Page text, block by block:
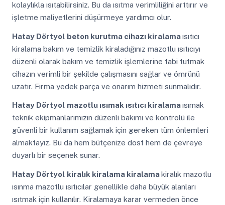
kolaylıkla ısıtabilirsiniz. Bu da ısıtma verimliliğini arttırır ve
işletme maliyetlerini düşürmeye yardımcı olur.
Hatay Dörtyol beton kurutma cihazı kiralamaısıtıcı
kiralama bakım ve temizlik kiraladığınız mazotlu ısıtıcıyı
düzenli olarak bakım ve temizlik işlemlerine tabi tutmak
cihazın verimli bir şekilde çalışmasını sağlar ve ömrünü
uzatır. Firma yedek parça ve onarım hizmeti sunmalıdır.
Hatay Dörtyol mazotlu ısımak ısıtıcı kiralamaısımak
teknik ekipmanlarımızın düzenli bakımı ve kontrolü ile
güvenli bir kullanım sağlamak için gereken tüm önlemleri
almaktayız. Bu da hem bütçenize dost hem de çevreye
duyarlı bir seçenek sunar.
Hatay Dörtyol kiralık kiralama kiralamakiralık mazotlu
ısınma mazotlu ısıtıcılar genellikle daha büyük alanları
ısıtmak için kullanılır. Kiralamaya karar vermeden önce